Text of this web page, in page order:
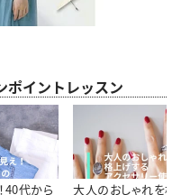
ポイントレッスン
40代から 大人のおしゃれを格